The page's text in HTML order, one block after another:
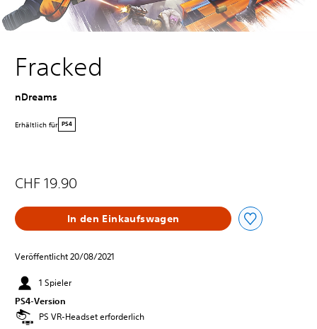
Fracked
nDreams
Erhältlich für PS4
CHF 19.90
In den Einkaufswagen
Veröffentlicht 20/08/2021
1 Spieler
PS4-Version
PS VR-Headset erforderlich